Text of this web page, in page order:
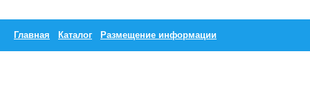
Главная Каталог Размещение информации